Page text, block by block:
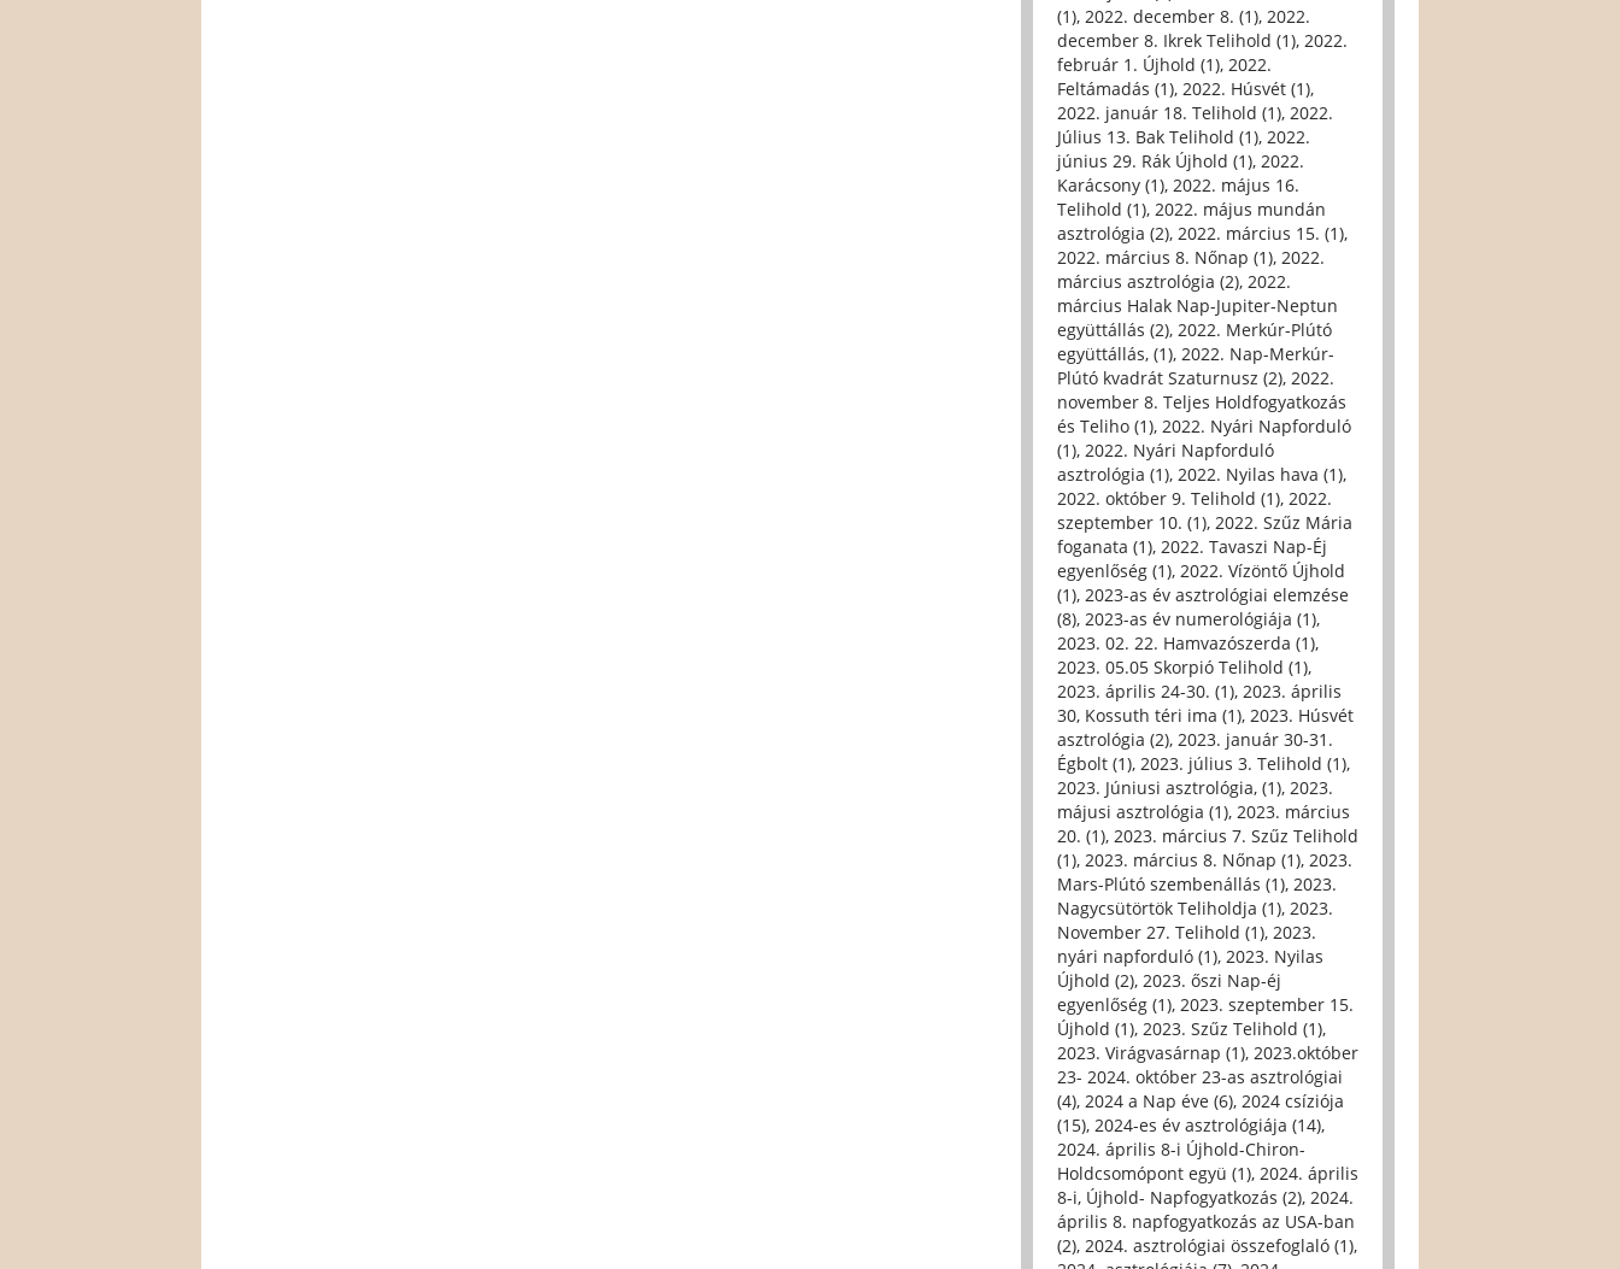
(1), 2022. december 8. (1), 2022.
december 8. Ikrek Telihold (1), 2022.
február 1. Újhold (1), 2022.
Feltámadás (1), 2022. Húsvét (1),
2022. január 18. Telihold (1), 2022.
Július 13. Bak Telihold (1), 2022.
június 29. Rák Újhold (1), 2022.
Karácsony (1), 2022. május 16.
Telihold (1), 2022. május mundán
asztrológia (2), 2022. március 15. (1),
2022. március 8. Nőnap (1), 2022.
március asztrológia (2), 2022.
március Halak Nap-Jupiter-Neptun
együttállás (2), 2022. Merkúr-Plútó
együttállás, (1), 2022. Nap-Merkúr-
Plútó kvadrát Szaturnusz (2), 2022.
november 8. Teljes Holdfogyatkozás
és Teliho (1), 2022. Nyári Napforduló
(1), 2022. Nyári Napforduló
asztrológia (1), 2022. Nyilas hava (1),
2022. október 9. Telihold (1), 2022.
szeptember 10. (1), 2022. Szűz Mária
foganata (1), 2022. Tavaszi Nap-Éj
egyenlőség (1), 2022. Vízöntő Újhold
(1), 2023-as év asztrológiai elemzése
(8), 2023-as év numerológiája (1),
2023. 02. 22. Hamvazószerda (1),
2023. 05.05 Skorpió Telihold (1),
2023. április 24-30. (1), 2023. április
30, Kossuth téri ima (1), 2023. Húsvét
asztrológia (2), 2023. január 30-31.
Égbolt (1), 2023. július 3. Telihold (1),
2023. Júniusi asztrológia, (1), 2023.
májusi asztrológia (1), 2023. március
20. (1), 2023. március 7. Szűz Telihold
(1), 2023. március 8. Nőnap (1), 2023.
Mars-Plútó szembenállás (1), 2023.
Nagycsütörtök Teliholdja (1), 2023.
November 27. Telihold (1), 2023.
nyári napforduló (1), 2023. Nyilas
Újhold (2), 2023. őszi Nap-éj
egyenlőség (1), 2023. szeptember 15.
Újhold (1), 2023. Szűz Telihold (1),
2023. Virágvasárnap (1), 2023.október
23- 2024. október 23-as asztrológiai
(4), 2024 a Nap éve (6), 2024 csíziója
(15), 2024-es év asztrológiája (14),
2024. április 8-i Újhold-Chiron-
Holdcsomópont együ (1), 2024. április
8-i, Újhold- Napfogyatkozás (2), 2024.
április 8. napfogyatkozás az USA-ban
(2), 2024. asztrológiai összefoglaló (1),